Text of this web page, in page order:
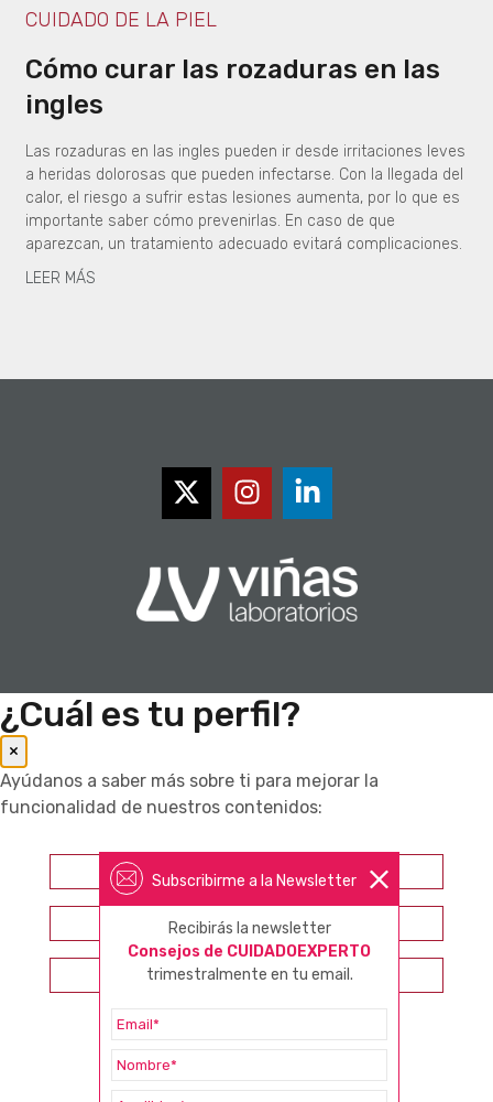
CUIDADO DE LA PIEL
Cómo curar las rozaduras en las
ingles
Las rozaduras en las ingles pueden ir desde irritaciones leves
a heridas dolorosas que pueden infectarse. Con la llegada del
calor, el riesgo a sufrir estas lesiones aumenta, por lo que es
importante saber cómo prevenirlas. En caso de que
aparezcan, un tratamiento adecuado evitará complicaciones.
LEER MÁS
Subscribirme a la Newsletter
Recibirás la newsletter
Consejos de CUIDADOEXPERTO
trimestralmente en tu email.
¿Cuál es tu perfil?
×
Ayúdanos a saber más sobre ti para mejorar la
funcionalidad de nuestros contenidos:
Farmacéutico
Otros profesionales sanitarios
Consumidor